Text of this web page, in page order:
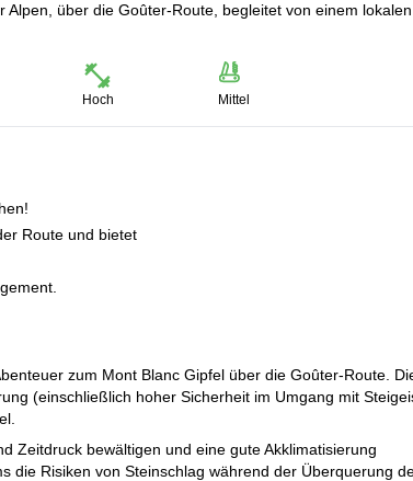
über die Goûter-Route, begleitet von einem
Hoch Mittel
Route und bietet
zum Mont Blanc Gipfel über die Goûter-Route.
(einschließlich hoher Sicherheit im Umgang mit
Zeitdruck bewältigen und eine gute Akklimatisierung
die Risiken von Steinschlag während der Überquerung